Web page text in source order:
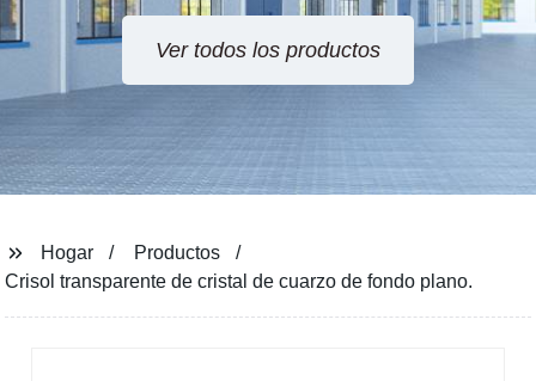
Hogar
Productos
Crisol transparente de cristal de cuarzo de fondo plano.